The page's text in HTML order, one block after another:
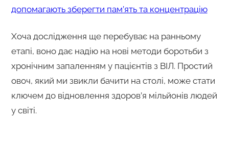
допомагають зберегти пам’ять та концентрацію
Хоча дослідження ще перебуває на ранньому
етапі, воно дає надію на нові методи боротьби з
хронічним запаленням у пацієнтів з ВІЛ. Простий
овоч, який ми звикли бачити на столі, може стати
ключем до відновлення здоров’я мільйонів людей
у світі.